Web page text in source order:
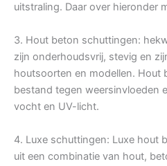
uitstraling. Daar over hieronder
3. Hout beton schuttingen:
zijn onderhoudsvrij, stevig en
houtsoorten en modellen. Hout
bestand tegen weersinvloeden
vocht en UV-licht.
4. Luxe schuttingen: Luxe hout
uit een combinatie van hout,